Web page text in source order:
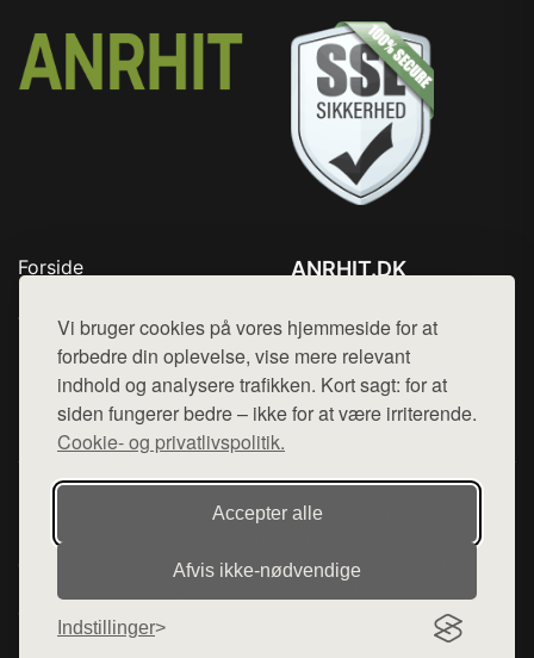
Vi bruger cookies på vores hjemmeside for at
forbedre din oplevelse, vise mere relevant
indhold og analysere trafikken. Kort sagt: for at
siden fungerer bedre – ikke for at være irriterende.
Cookie- og privatlivspolitik.
Accepter alle
Afvis ikke‑nødvendige
Indstillinger
Forside
Top Rabatter
Blog
Kontakt
ANRHIT.DK
Mail: hej@want.dk
Cookie- og privatlivspolitik
Denne side er en del af want.dk, der udgiver en række
hjemmesider med præsentation af forskellige produkter fra
diverse webshops. Der sælges ikke varer fra denne side - vi
henviser til de shops, som sælger varen. Vi har heller ikke
varerne på lager.